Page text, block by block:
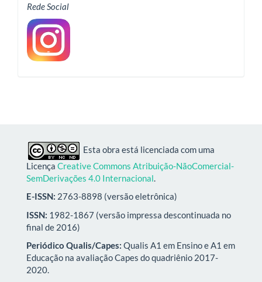
Rede Social
Esta obra está licenciada com uma
Licença Creative Commons Atribuição-NãoComercial-
SemDerivações 4.0 Internacional.
E-ISSN: 2763-8898 (versão eletrônica)
ISSN: 1982-1867 (versão impressa descontinuada no
final de 2016)
Periódico Qualis/Capes: Qualis A1 em Ensino e A1 em
Educação na avaliação Capes do quadriênio 2017-
2020.